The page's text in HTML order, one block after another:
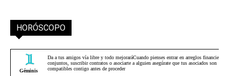
HORÓSCOPO